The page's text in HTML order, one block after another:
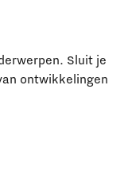
Sluit je
ontwikkelingen